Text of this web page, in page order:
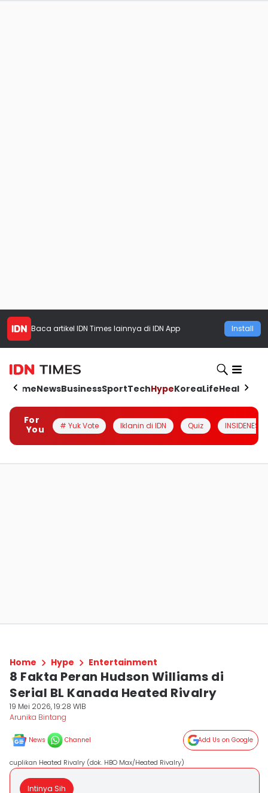
Baca artikel IDN Times lainnya di IDN App Install
HomeNewsBusinessSportTechHypeKoreaLifeHealth
For
You
# Yuk Vote Iklanin di IDN Quiz INSIDENESIA
Home Hype Entertainment
8 Fakta Peran Hudson Williams di
Serial BL Kanada Heated Rivalry
19 Mei 2026, 19:28 WIB
Arunika Bintang
News Channel Add Us on Google
cuplikan Heated Rivalry (dok. HBO Max/Heated Rivalry)
Intinya Sih